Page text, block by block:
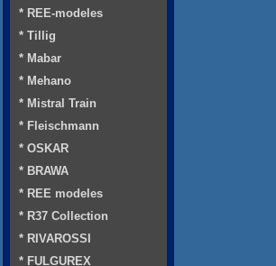
* REE-modeles
* Tillig
* Mabar
* Mehano
* Mistral Train
* Fleischmann
* OSKAR
* BRAWA
* REE modeles
* R37 Collection
* RIVAROSSI
* FULGUREX